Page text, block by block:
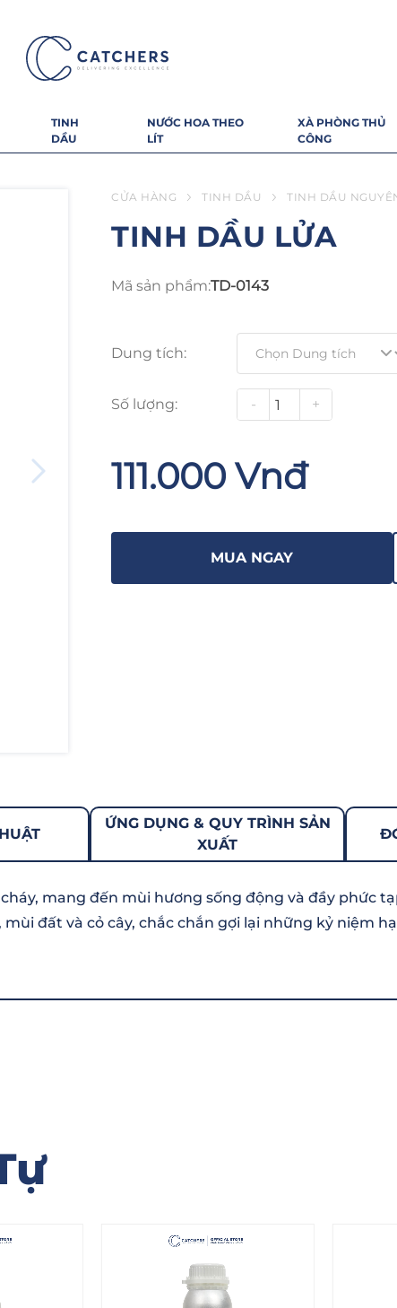
TINH
DẦU
NƯỚC HOA THEO
LÍT
XÀ PHÒNG THỦ
CÔNG
CỬA HÀNG TINH DẦU TINH DẦU
TINH DẦU LỬA
Mã sản phẩm:TD-0143
Dung tích:
Số lượng: - +
111.000 Vnđ
MUA NGAY
ỨNG DỤNG & QUY TRÌNH SẢN
XUẤT
mang đến mùi hương sống động và đầy phức
đất và cỏ cây, chắc chắn gợi lại những kỷ niệm